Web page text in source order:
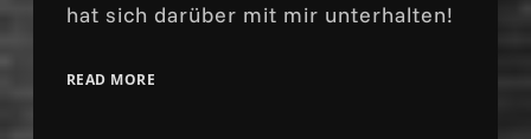
hat sich darüber mit mir unterhalten!
READ MORE